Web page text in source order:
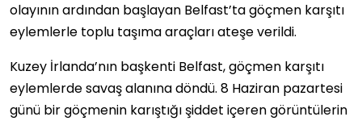
olayının ardından başlayan Belfast’ta göçmen karşıtı
eylemlerle toplu taşıma araçları ateşe verildi.
Kuzey İrlanda’nın başkenti Belfast, göçmen karşıtı
eylemlerde savaş alanına döndü. 8 Haziran pazartesi
günü bir göçmenin karıştığı şiddet içeren görüntülerin